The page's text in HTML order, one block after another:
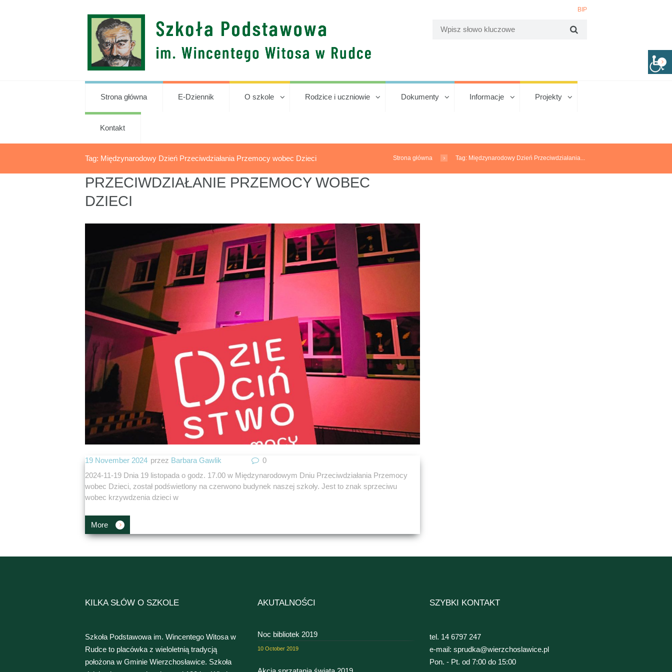
BIP
Strona główna E-Dziennik O szkole Rodzice i uczniowie Dokumenty Informacje Projekty
Kontakt
Tag: Międzynarodowy Dzień Przeciwdziałania Przemocy wobec Dzieci Strona główna Tag: Międzynarodowy Dzień Przeciwdziałania...
PRZECIWDZIAŁANIE PRZEMOCY WOBEC
DZIECI
19 November 2024 przez Barbara Gawlik
0
2024-11-19 Dnia 19 listopada o godz. 17.00 w Międzynarodowym Dniu Przeciwdziałania Przemocy
wobec Dzieci, został podświetlony na czerwono budynek naszej szkoły. Jest to znak sprzeciwu
wobec krzywdzenia dzieci w
More
KILKA SŁÓW O SZKOLE
Szkoła Podstawowa im. Wincentego Witosa w
Rudce to placówka z wieloletnią tradycją
położona w Gminie Wierzchosławice. Szkoła
AKUTALNOŚCI
Noc bibliotek 2019
10 October 2019
SZYBKI KONTAKT
tel. 14 6797 247
e-mail: sprudka@wierzchoslawice.pl
Pon. - Pt. od 7:00 do 15:00